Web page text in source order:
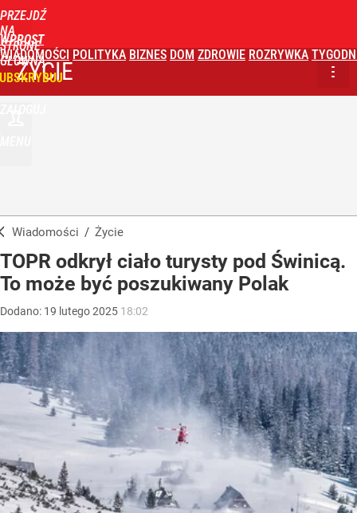
PRZEJDŹ
NA
STRONĘ
GŁÓWNĄ
WPROST
WIADOMOŚCI POLITYKA BIZNES DOM ZDROWIE ROZRYWKA
ŻYCIE
Wiadomości / Życie
TOPR odkrył ciało turysty pod Świnicą.
To może być poszukiwany Polak
Dodano: 19 lutego2025 18:02